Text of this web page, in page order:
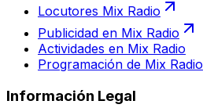
Locutores Mix Radio
Publicidad en Mix Radio
Actividades en Mix Radio
Programación de Mix Radio
Información Legal